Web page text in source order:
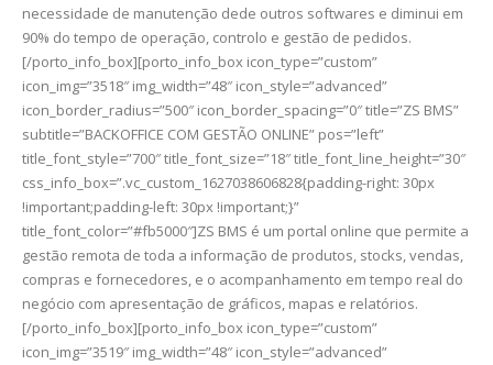
necessidade de manutenção dede outros softwares e diminui em
90% do tempo de operação, controlo e gestão de pedidos.
[/porto_info_box][porto_info_box icon_type=”custom”
icon_img=”3518″ img_width=”48″ icon_style=”advanced”
icon_border_radius=”500″ icon_border_spacing=”0″ title=”ZS BMS”
subtitle=”BACKOFFICE COM GESTÃO ONLINE” pos=”left”
title_font_style=”700″ title_font_size=”18″ title_font_line_height=”30″
css_info_box=”.vc_custom_1627038606828{padding-right: 30px
!important;padding-left: 30px !important;}”
title_font_color=”#fb5000″]ZS BMS é um portal online que permite a
gestão remota de toda a informação de produtos, stocks, vendas,
compras e fornecedores, e o acompanhamento em tempo real do
negócio com apresentação de gráficos, mapas e relatórios.
[/porto_info_box][porto_info_box icon_type=”custom”
icon_img=”3519″ img_width=”48″ icon_style=”advanced”